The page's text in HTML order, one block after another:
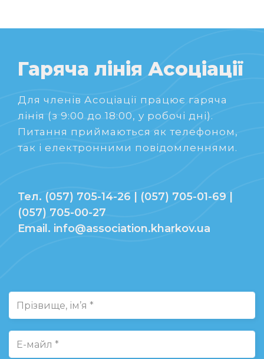
Гаряча лінія Асоціації
Для членів Асоціації працює гаряча
лінія (з 9:00 до 18:00, у робочі дні).
Питання приймаються як телефоном,
так і електронними повідомленнями.
Тел. (057) 705-14-26 | (057) 705-01-69 |
(057) 705-00-27
Email. info@association.kharkov.ua